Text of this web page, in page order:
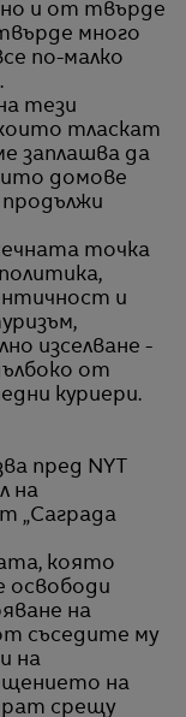
и от твърде
много
по-малко
тези
тласкат
заплашва да
домове
точка
и
изселване -
от
куриери.
пред NYT
на
„Саграда
която
освободи
на
съседите му
на
на
срещу